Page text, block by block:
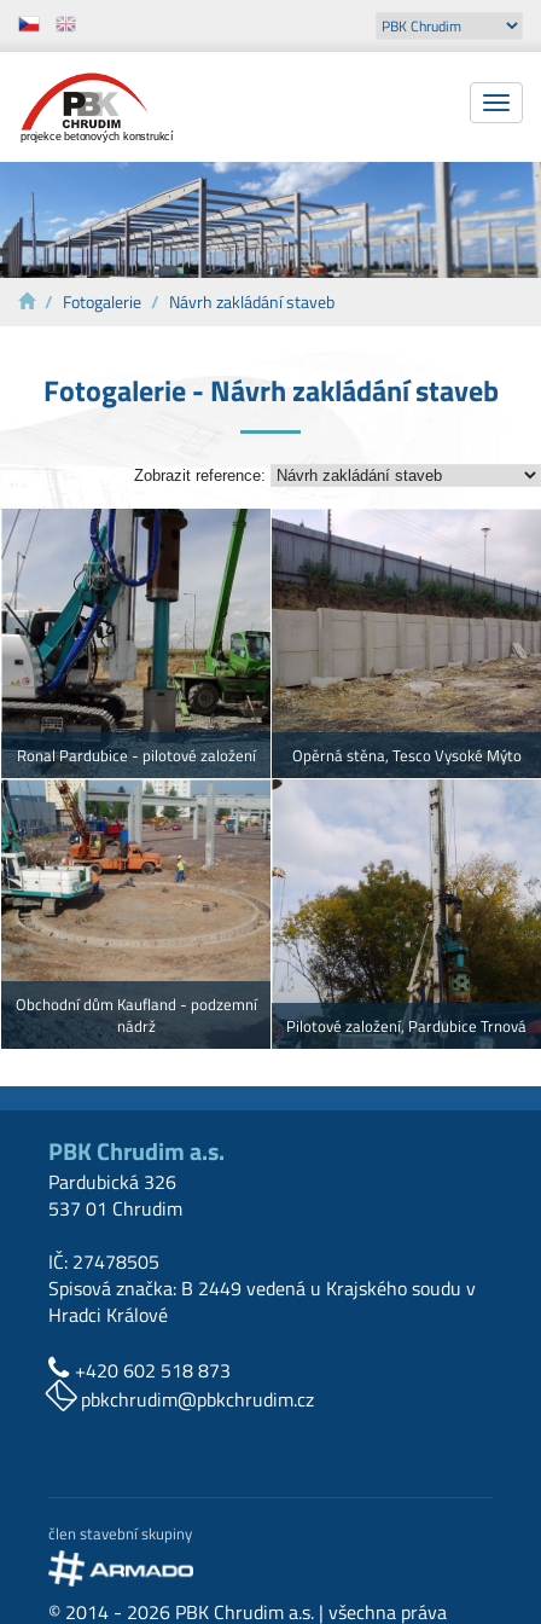
Toggle
projekce betonových konstrukcí
Fotogalerie Návrh zakládání staveb
Fotogalerie - Návrh zakládání staveb
Zobrazit reference:
Ronal Pardubice - pilotové založení Opěrná stěna, Tesco Vysoké Mýto
Obchodní dům Kaufland - podzemní
nádrž
Pilotové založení, Pardubice Trnová
PBK Chrudim a.s.
Pardubická 326
537 01 Chrudim
IČ: 27478505
Spisová značka: B 2449 vedená u Krajského soudu v
Hradci Králové
+420 602 518 873
pbkchrudim@pbkchrudim.cz
člen stavební skupiny
© 2014 - 2026 PBK Chrudim a.s. | všechna práva